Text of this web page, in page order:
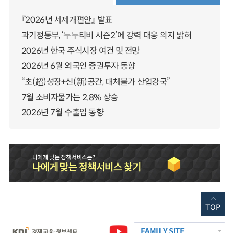
『2026년 세제개편안』 발표
과기정통부, ‘누누티비 시즌2’에 강력 대응 의지 밝혀
2026년 한국 주식시장 여건 및 전망
2026년 6월 외국인 증권투자 동향
“초(超)성장+신(新)공간, 대체불가 산업강국”
7월 소비자물가는 2.8% 상승
2026년 7월 수출입 동향
TOP